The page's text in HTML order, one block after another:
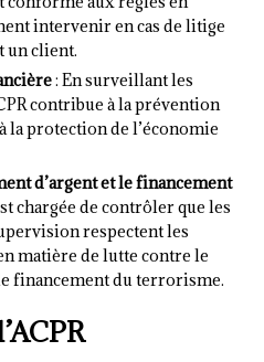
intervenir en cas de litige
un client.
: En surveillant les
contribue à la prévention
la protection de l’économie
d’argent et le financement
chargée de contrôler que les
respectent les
matière de lutte contre le
financement du terrorisme.